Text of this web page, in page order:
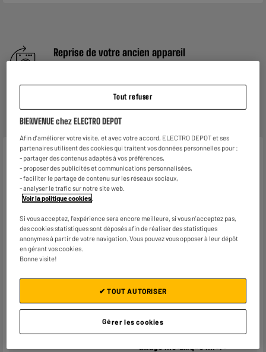
Reprise de votre ancien appareil
Nous reprenonsgratuitementvotre ancien appareil.
2 ans
Caractéristiques
Marque SPIRIT OF GAMER
Format max. supporté
Dimensions produit H 26 cm x L 40 cm x P 3,5 cm
Dimensions colis H 41 cm x L 30 cm x P 4 cm
Caractéristiques
silencieux refroidissent
pour des sessions de jeu
toujours plus intensives !
Grâce à son revêtement en
alliage métallique micro-
Tout refuser
BIENVENUE chez ELECTRO DEPOT
Afin d'améliorer votre visite, et avec votre accord, ELECTRO DEPOT et ses
partenaires utilisent des cookies qui traitent vos données personnelles pour :
- partager des contenus adaptés à vos préférences,
- proposer des publicités et communications personnalisées,
- faciliter le partage de contenu sur les réseaux sociaux,
- analyser le trafic sur notre site web.
Voir la politique cookies
Si vous acceptez, l'expérience sera encore meilleure, si vous n'acceptez pas,
des cookies statistiques sont déposés afin de réaliser des statistiques
anonymes à partir de votre navigation. Vous pouvez vous opposer à leur dépôt
en gérant vos cookies.
Bonne visite!
Gérer les cookies
✔ TOUT AUTORISER